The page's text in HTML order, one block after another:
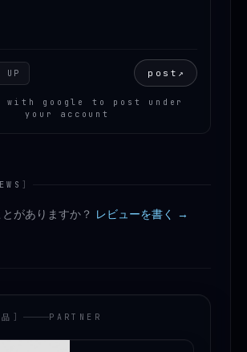
UP post ↗
google to post under
your account
がありますか？ レビューを書く →
PARTNER